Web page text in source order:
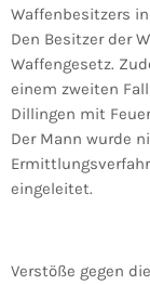
Waffenbesitzers
Den Besitzer der
Waffengesetz.
einem zweiten
Dillingen mit
Der Mann wurde
eingeleitet.
Verstöße gegen